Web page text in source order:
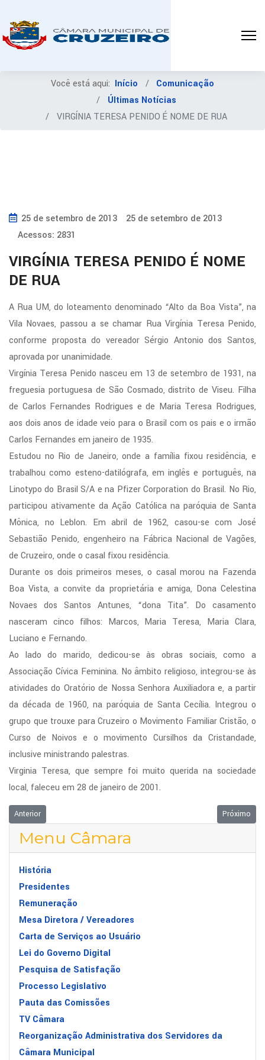
Você está aqui: Início
Comunicação
Últimas Notícias
VIRGÍNIA TERESA PENIDO É NOME DE RUA
25 de setembro de 2013
25 de setembro de 2013
Acessos: 2831
VIRGÍNIA TERESA PENIDO É NOME
DE RUA
A Rua UM, do loteamento denominado “Alto da Boa Vista”, na
Vila Novaes, passou a se chamar Rua Virgínia Teresa Penido,
conforme proposta do vereador Sérgio Antonio dos Santos,
aprovada por unanimidade.
Virgínia Teresa Penido nasceu em 13 de setembro de 1931, na
freguesia portuguesa de São Cosmado, distrito de Viseu. Filha
de Carlos Fernandes Rodrigues e de Maria Teresa Rodrigues,
aos dois anos de idade veio para o Brasil com os pais e o irmão
Carlos Fernandes em janeiro de 1935.
Estudou no Rio de Janeiro, onde a família fixou residência, e
trabalhou como esteno-datilógrafa, em inglês e português, na
Linotypo do Brasil S/A e na Pfizer Corporation do Brasil. No Rio,
participou ativamente da Ação Católica na paróquia de Santa
Mônica, no Leblon. Em abril de 1962, casou-se com José
Sebastião Penido, engenheiro na Fábrica Nacional de Vagões,
de Cruzeiro, onde o casal fixou residência.
Durante os dois primeiros meses, o casal morou na Fazenda
Boa Vista, a convite da proprietária e amiga, Dona Celestina
Novaes dos Santos Antunes, “dona Tita”. Do casamento
nasceram cinco filhos: Marcos, Maria Teresa, Maria Clara,
Luciano e Fernando.
Ao lado do marido, dedicou-se às obras sociais, como a
Associação Cívica Feminina. No âmbito religioso, integrou-se às
atividades do Oratório de Nossa Senhora Auxiliadora e, a partir
da década de 1960, na paróquia de Santa Cecília. Integrou o
grupo que trouxe para Cruzeiro o Movimento Familiar Cristão, o
Curso de Noivos e o movimento Cursilhos da Cristandade,
inclusive ministrando palestras.
Virginia Teresa, que sempre foi muito querida na sociedade
local, faleceu em 28 de janeiro de 2001.
Artigo anterior: ESTÃO APROVADAS AS DIRETRIZES ORÇAMENTÁRIAS
Anterior Próximo
Próximo
Menu Câmara
História
Presidentes
Remuneração
Mesa Diretora / Vereadores
Carta de Serviços ao Usuário
Lei do Governo Digital
Pesquisa de Satisfação
Processo Legislativo
Pauta das Comissões
TV Câmara
Reorganização Administrativa dos Servidores da
Câmara Municipal